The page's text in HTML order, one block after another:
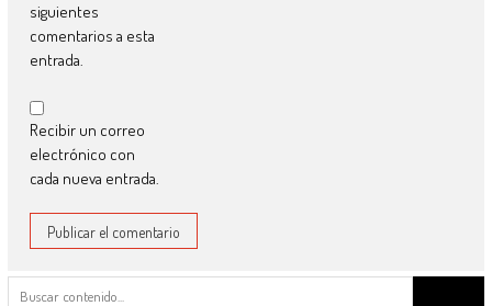
siguientes
comentarios a esta
entrada.
Recibir un correo
electrónico con
cada nueva entrada.